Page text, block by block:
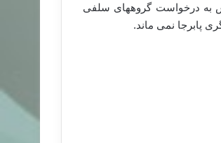
به درخواست گروههای سلفی
پابرجا نمی ماند.